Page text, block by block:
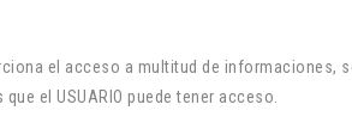
el acceso a multitud de informaciones,
el USUARIO puede tener acceso.